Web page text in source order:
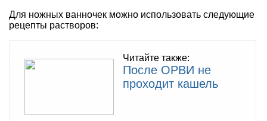
Для ножных ванночек можно использовать следующие
рецепты растворов:
Читайте также:
После ОРВИ не
проходит кашель